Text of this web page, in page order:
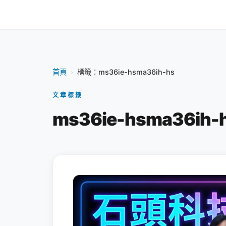
首頁 › 標籤：ms36ie-hsma36ih-hs
文章標籤
ms36ie-hsma36ih-